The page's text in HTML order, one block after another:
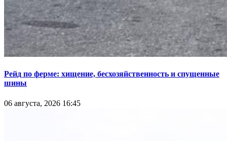
Рейд по ферме: хищение, бесхозяйственность и спущенные
шины
06 августа, 2026 16:45